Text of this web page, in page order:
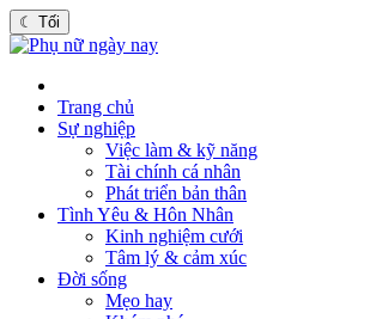
☾ Tối
Trang chủ
Sự nghiệp
Việc làm & kỹ năng
Tài chính cá nhân
Phát triển bản thân
Tình Yêu & Hôn Nhân
Kinh nghiệm cưới
Tâm lý & cảm xúc
Đời sống
Mẹo hay